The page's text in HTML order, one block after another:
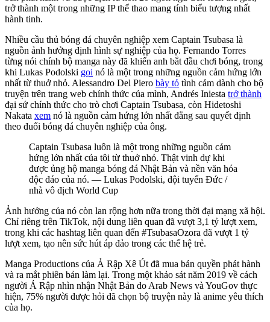
trở thành một trong những IP thể thao mang tính biểu tượng nhất
hành tinh.
Nhiều cầu thủ bóng đá chuyên nghiệp xem Captain Tsubasa là
nguồn ảnh hưởng định hình sự nghiệp của họ. Fernando Torres
từng nói chính bộ manga này đã khiến anh bắt đầu chơi bóng, trong
khi Lukas Podolski gọi nó là một trong những nguồn cảm hứng lớn
nhất từ thuở nhỏ. Alessandro Del Piero bày tỏ tình cảm dành cho bộ
truyện trên trang web chính thức của mình, Andrés Iniesta trở thành
đại sứ chính thức cho trò chơi Captain Tsubasa, còn Hidetoshi
Nakata xem nó là nguồn cảm hứng lớn nhất đằng sau quyết định
theo đuổi bóng đá chuyên nghiệp của ông.
Captain Tsubasa luôn là một trong những nguồn cảm
hứng lớn nhất của tôi từ thuở nhỏ. Thật vinh dự khi
được ủng hộ manga bóng đá Nhật Bản và nền văn hóa
độc đáo của nó. — Lukas Podolski, đội tuyển Đức /
nhà vô địch World Cup
Ảnh hưởng của nó còn lan rộng hơn nữa trong thời đại mạng xã hội.
Chỉ riêng trên TikTok, nội dung liên quan đã vượt 3,1 tỷ lượt xem,
trong khi các hashtag liên quan đến #TsubasaOzora đã vượt 1 tỷ
lượt xem, tạo nên sức hút áp đảo trong các thế hệ trẻ.
Manga Productions của Ả Rập Xê Út đã mua bản quyền phát hành
và ra mắt phiên bản làm lại. Trong một khảo sát năm 2019 về cách
người Ả Rập nhìn nhận Nhật Bản do Arab News và YouGov thực
hiện, 75% người được hỏi đã chọn bộ truyện này là anime yêu thích
của họ.